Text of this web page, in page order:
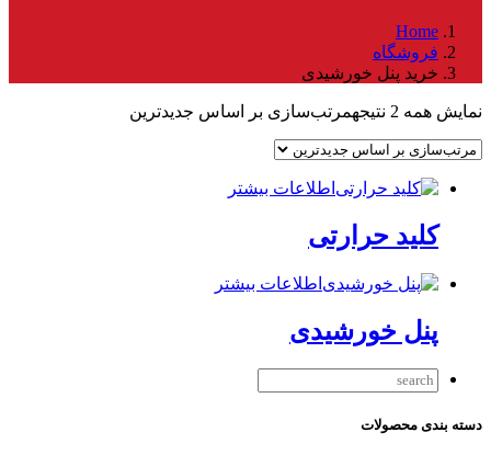
Home
فروشگاه
خرید پنل خورشیدی
نمایش همه 2 نتیجه مرتب‌سازی بر اساس جدیدترین
اطلاعات بیشتر
کلید حرارتی
اطلاعات بیشتر
پنل خورشیدی
دسته بندی محصولات